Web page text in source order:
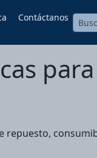
Contáctanos
repuesto,